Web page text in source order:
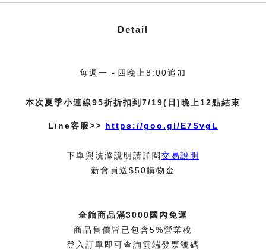
Detail
每週一～四晚上8:00追加
本次夏季小連線95折折扣到7/19(日)晚上12點結束
Line客服>> https://goo.gl/E7SvgL
下單與洗滌說明請詳閱交易說明
新會員送$50購物金
全館商品滿3000國內免運
商品售價皆已包含5%營業稅
登入訂單即可查詢雲端發票號碼